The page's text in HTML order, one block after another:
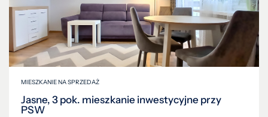
MIESZKANIE NA SPRZEDAŻ
Jasne, 3 pok. mieszkanie inwestycyjne przy
PSW